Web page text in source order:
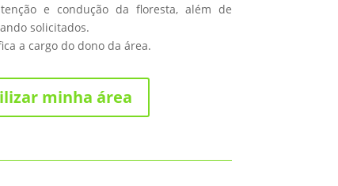
e condução da floresta, além de
solicitados.
a cargo do dono da área.
minha área